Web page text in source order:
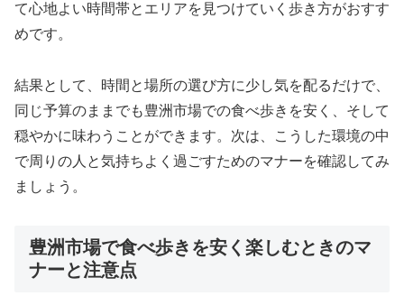
て心地よい時間帯とエリアを見つけていく歩き方がおすす
めです。
結果として、時間と場所の選び方に少し気を配るだけで、
同じ予算のままでも豊洲市場での食べ歩きを安く、そして
穏やかに味わうことができます。次は、こうした環境の中
で周りの人と気持ちよく過ごすためのマナーを確認してみ
ましょう。
豊洲市場で食べ歩きを安く楽しむときのマ
ナーと注意点